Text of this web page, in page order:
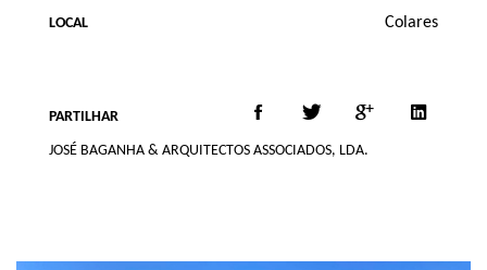
LOCAL Colares
PARTILHAR
JOSÉ BAGANHA & ARQUITECTOS ASSOCIADOS, LDA.